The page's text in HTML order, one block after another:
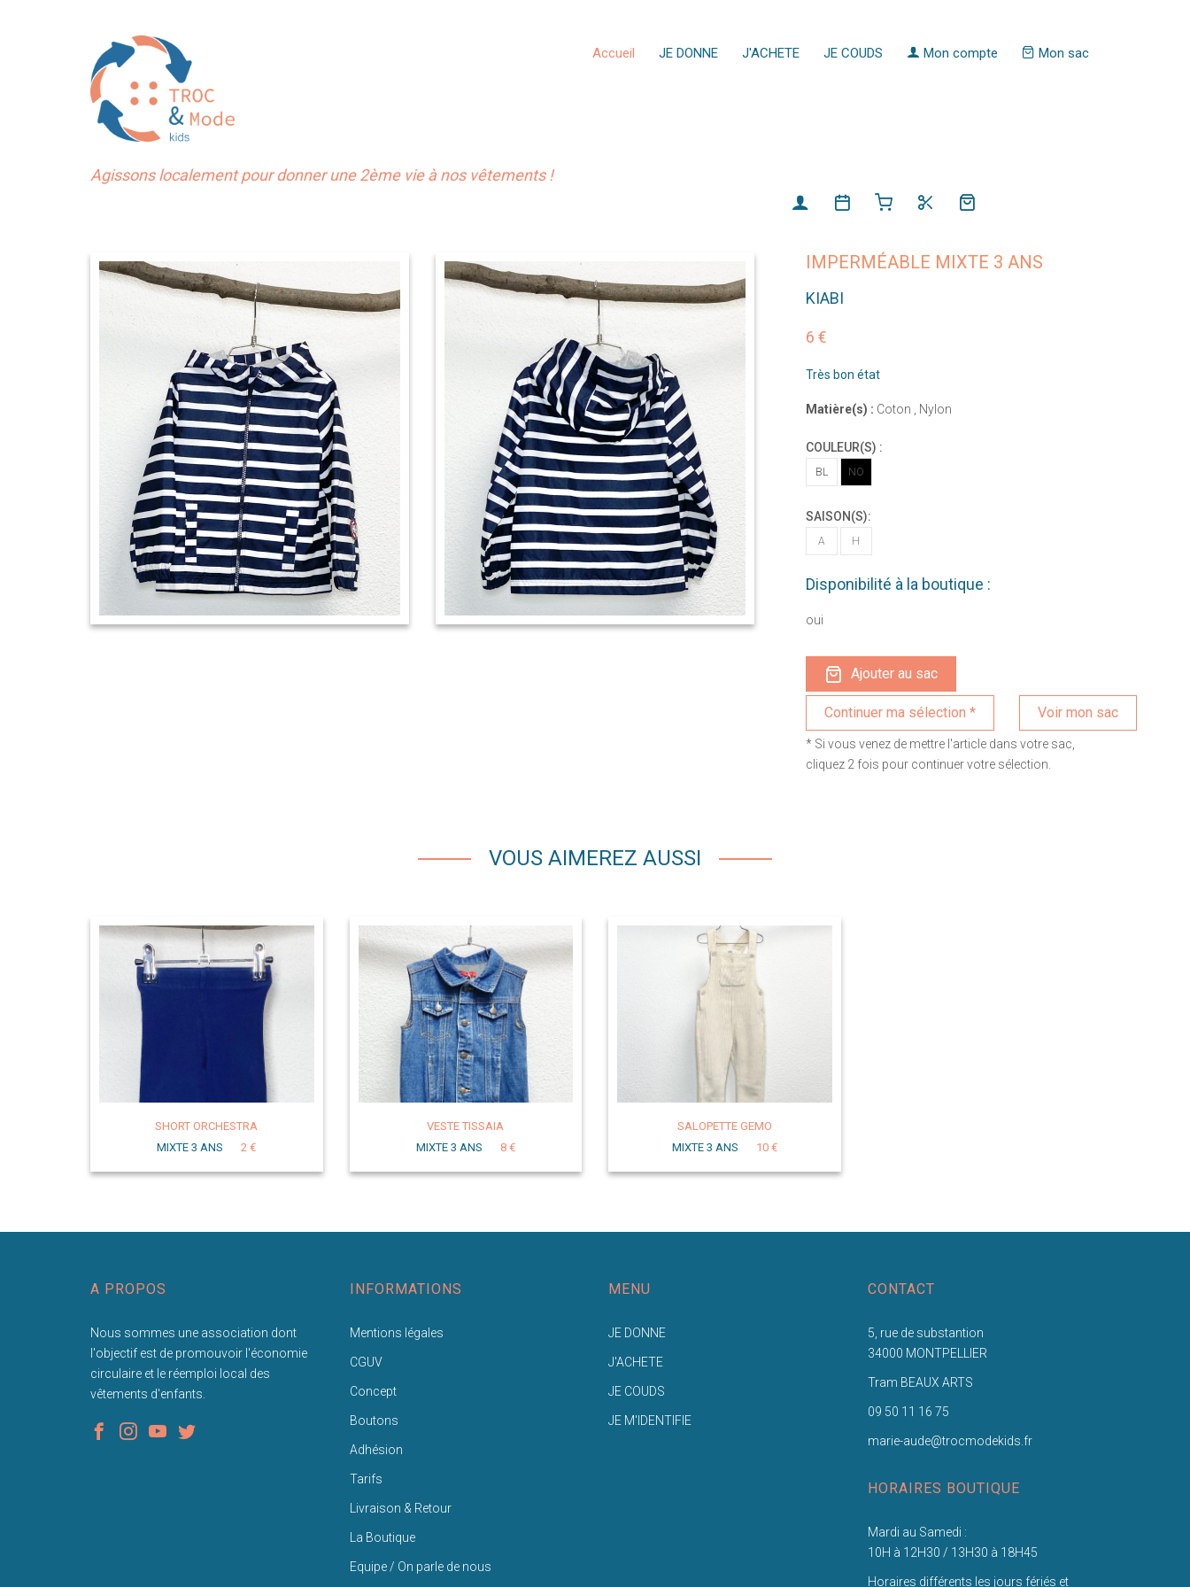
Accueil JE DONNE J'ACHETE JE COUDS Mon compte Mon sac
Agissons localement pour donner une 2ème vie à nos vêtements !
IMPERMÉABLE MIXTE 3 ANS
KIABI
6 €
Très bon état
Matière(s) : Coton , Nylon
COULEUR(S) :
BL NO
SAISON(S):
A H
Disponibilité à la boutique :
oui
Ajouter au sac
Voir mon sac
* Si vous venez de mettre l'article dans votre sac,
cliquez 2 fois pour continuer votre sélection.
VOUS AIMEREZ AUSSI
SHORT ORCHESTRA
MIXTE 3 ANS
2 €
VESTE TISSAIA
MIXTE 3 ANS
8 €
SALOPETTE GEMO
MIXTE 3 ANS
10 €
A PROPOS
Nous sommes une association dont
l'objectif est de promouvoir l'économie
circulaire et le réemploi local des
vêtements d'enfants.
INFORMATIONS
Mentions légales
CGUV
Concept
Boutons
Adhésion
Tarifs
Livraison & Retour
La Boutique
Equipe / On parle de nous
MENU
JE DONNE
J'ACHETE
JE COUDS
JE M'IDENTIFIE
CONTACT
5, rue de substantion
34000 MONTPELLIER
Tram BEAUX ARTS
09 50 11 16 75
marie-aude@trocmodekids.fr
HORAIRES BOUTIQUE
Mardi au Samedi :
10H à 12H30 / 13H30 à 18H45
Horaires différents les jours fériés et